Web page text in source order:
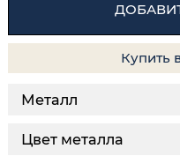
Купить
Металл
Цвет металла